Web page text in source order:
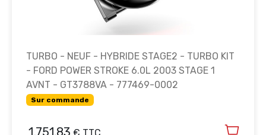
TURBO - NEUF - HYBRIDE STAGE2 - TURBO KIT
- FORD POWER STROKE 6.0L 2003 STAGE 1
AVNT - GT3788VA - 777469-0002
Sur commande
1,751.83